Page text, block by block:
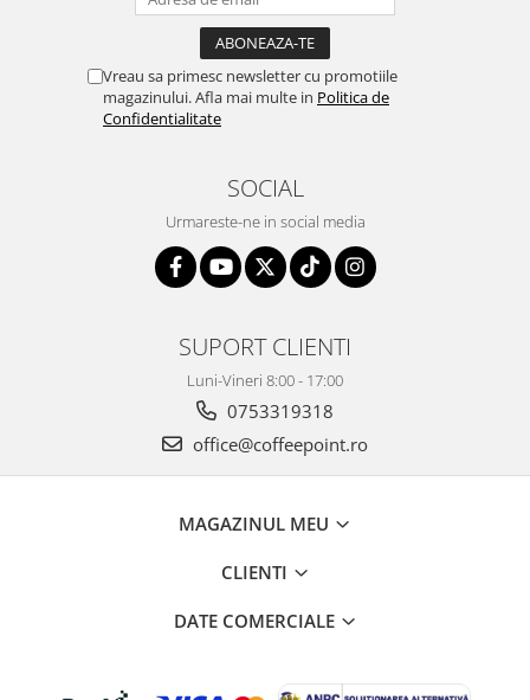
Vreau sa primesc newsletter cu promotiile
magazinului. Afla mai multe in Politica de
Confidentialitate
SOCIAL
Urmareste-ne in social media
SUPORT CLIENTI
Luni-Vineri 8:00 - 17:00
0753319318
office@coffeepoint.ro
MAGAZINUL MEU
CLIENTI
DATE COMERCIALE